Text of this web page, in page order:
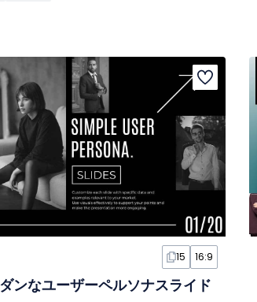
15 16:9
ンなユーザーペルソナスライド